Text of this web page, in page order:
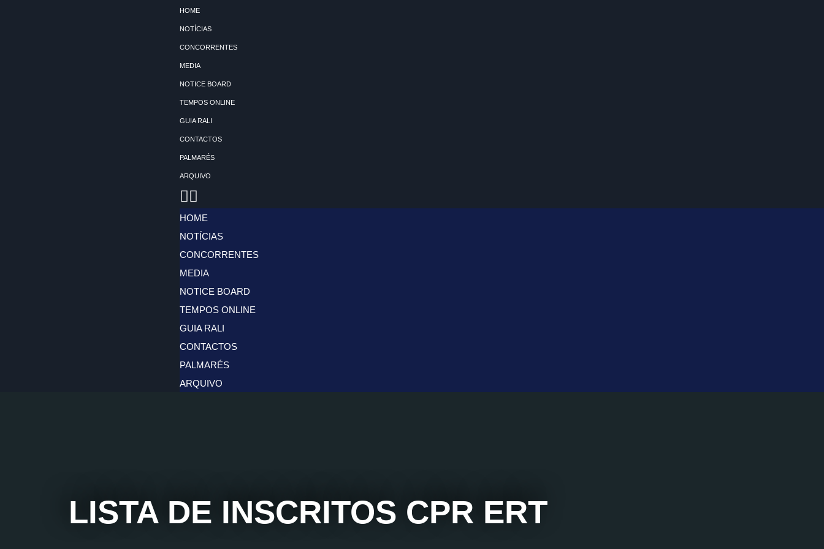
HOME
NOTÍCIAS
CONCORRENTES
MEDIA
NOTICE BOARD
TEMPOS ONLINE
GUIA RALI
CONTACTOS
PALMARÉS
ARQUIVO
HOME
NOTÍCIAS
CONCORRENTES
MEDIA
NOTICE BOARD
TEMPOS ONLINE
GUIA RALI
CONTACTOS
PALMARÉS
ARQUIVO
LISTA DE INSCRITOS CPR ERT